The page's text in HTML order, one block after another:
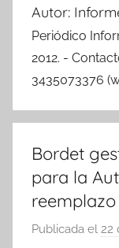
Autor:
Periódico
2012. -
3435073376
Bordet
para la
Publicada el 22